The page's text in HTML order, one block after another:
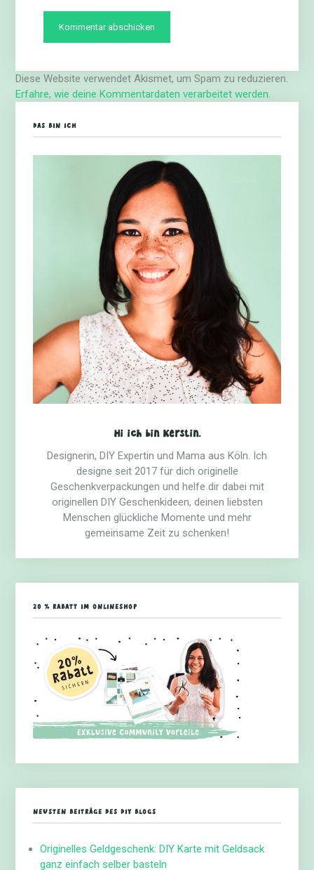
Diese Website verwendet Akismet, um Spam zu reduzieren.
Erfahre, wie deine Kommentardaten verarbeitet werden.
DAS BIN ICH
Hi ich bin Kerstin.
Designerin, DIY Expertin und Mama aus Köln. Ich
designe seit 2017 für dich originelle
Geschenkverpackungen und helfe dir dabei mit
originellen DIY Geschenkideen, deinen liebsten
Menschen glückliche Momente und mehr
gemeinsame Zeit zu schenken!
20 % RABATT IM ONLINESHOP
NEUSTEN BEITRÄGE DES DIY BLOGS
Originelles Geldgeschenk: DIY Karte mit Geldsack
ganz einfach selber basteln